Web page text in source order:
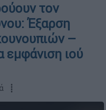
τον
Έξαρση
–
εμφάνιση ιού
┋